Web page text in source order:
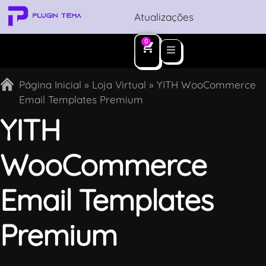
Atualizações
0
Página Inicial » Loja Virtual » YITH WooCommerce
Email Templates Premium
YITH
WooCommerce
Email Templates
Premium